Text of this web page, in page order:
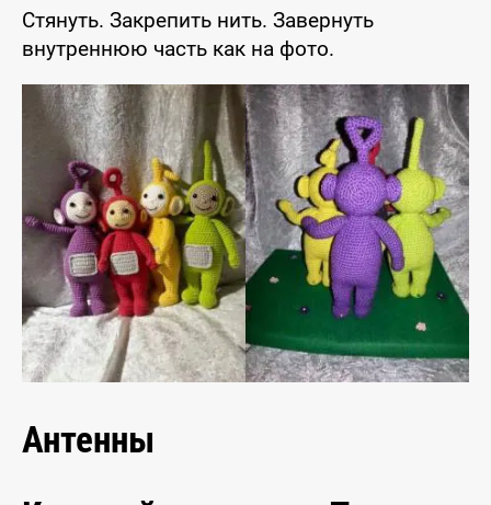
Стянуть. Закрепить нить. Завернуть
внутреннюю часть как на фото.
Антенны